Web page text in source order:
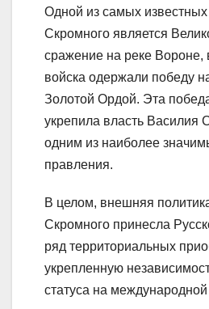
Одной из самых
Скромного является
сражение на реке Вороне,
войска одержали победу
Золотой Ордой. Эта
укрепила власть Василия
одним из наиболее
правления.
В целом, внешняя
Скромного принесла
ряд территориальных
укрепленную
статуса на